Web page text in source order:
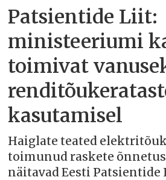
Patsientide Liit:
ministeeriumi
toimivat
kasutamisel
Haiglate teated
toimunud raskete
näitavad Eesti